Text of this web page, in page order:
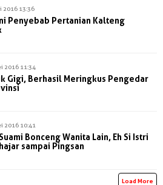
2016 13:36
Penyebab Pertanian Kalteng
2016 11:34
Gigi, Berhasil Meringkus Pengedar
2016 10:41
Bonceng Wanita Lain, Eh Si Istri
sampai Pingsan
Load More